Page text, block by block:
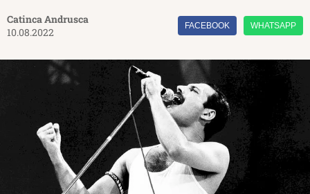
Catinca Andrusca
10.08.2022
FACEBOOK WHATSAPP